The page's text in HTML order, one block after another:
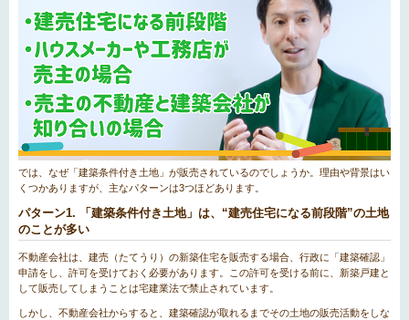
では、なぜ「建築条件付き土地」が販売されているのでしょうか。理由や背景はい
くつかありますが、主なパターンは3つほどあります。
パターン1. 「建築条件付き土地」は、“建売住宅になる前段階”の土地
のことが多い
不動産会社は、建売（たてうり）の新築住宅を販売する場合、行政に「建築確認」
申請をし、許可を受けておく必要があります。この許可を受ける前に、新築戸建と
して販売してしまうことは宅建業法で禁止されています。
しかし、不動産会社からすると、建築確認が取れるまでその土地の販売活動をしな